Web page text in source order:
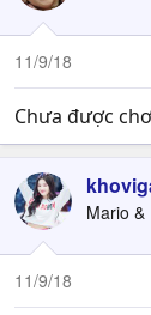
11/9/18
Chưa được
Mario &
11/9/18